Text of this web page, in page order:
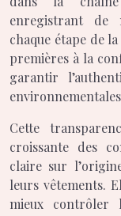
enregistrant de
chaque étape de
premières à la
garantir
Cette
croissante des
claire sur
leurs vêtements.
mieux contrôler